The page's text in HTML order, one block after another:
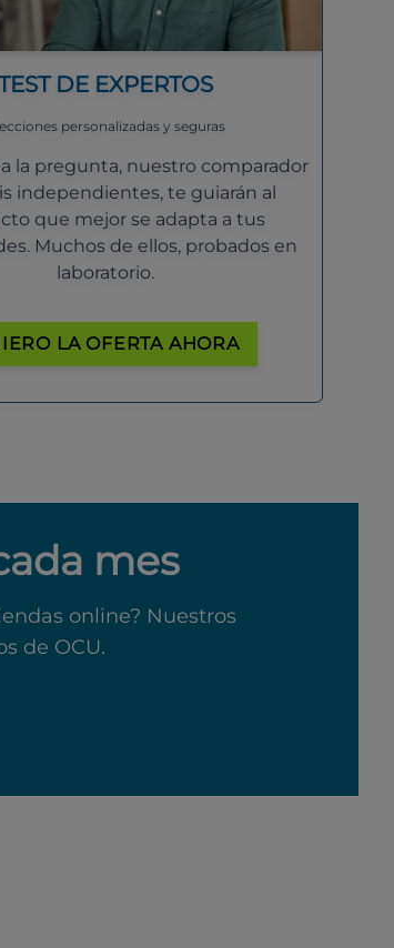
DE EXPERTOS
personalizadas y seguras
la pregunta, nuestro comparador
independientes, te guiarán al
que mejor se adapta a tus
Muchos de ellos, probados en
laboratorio.
LA OFERTA AHORA
mes
online? Nuestros
de OCU.